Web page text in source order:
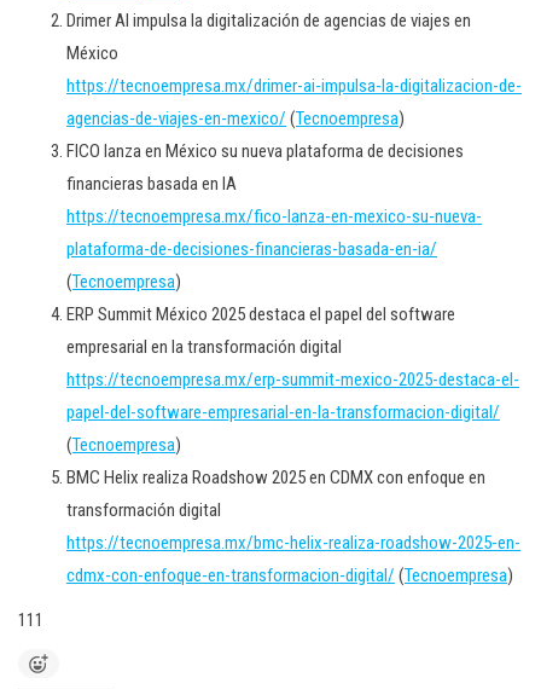
Drimer AI impulsa la digitalización de agencias de viajes en
México
https://tecnoempresa.mx/drimer-ai-impulsa-la-digitalizacion-de-
agencias-de-viajes-en-mexico/ (Tecnoempresa)
FICO lanza en México su nueva plataforma de decisiones
financieras basada en IA
https://tecnoempresa.mx/fico-lanza-en-mexico-su-nueva-
plataforma-de-decisiones-financieras-basada-en-ia/
(Tecnoempresa)
ERP Summit México 2025 destaca el papel del software
empresarial en la transformación digital
https://tecnoempresa.mx/erp-summit-mexico-2025-destaca-el-
papel-del-software-empresarial-en-la-transformacion-digital/
(Tecnoempresa)
BMC Helix realiza Roadshow 2025 en CDMX con enfoque en
transformación digital
https://tecnoempresa.mx/bmc-helix-realiza-roadshow-2025-en-
cdmx-con-enfoque-en-transformacion-digital/ (Tecnoempresa)
111